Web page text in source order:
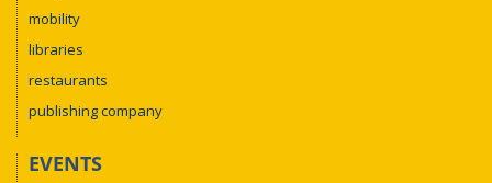
mobility
libraries
restaurants
publishing company
EVENTS